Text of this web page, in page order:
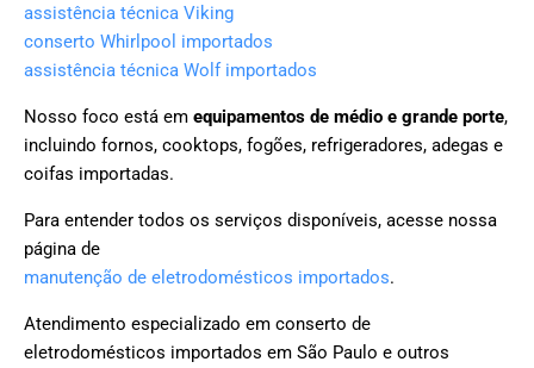
assistência técnica Viking
conserto Whirlpool importados
assistência técnica Wolf importados
Nosso foco está em equipamentos de médio e grande porte,
incluindo fornos, cooktops, fogões, refrigeradores, adegas e
coifas importadas.
Para entender todos os serviços disponíveis, acesse nossa
página de
manutenção de eletrodomésticos importados.
Atendimento especializado em conserto de
eletrodomésticos importados em São Paulo e outros